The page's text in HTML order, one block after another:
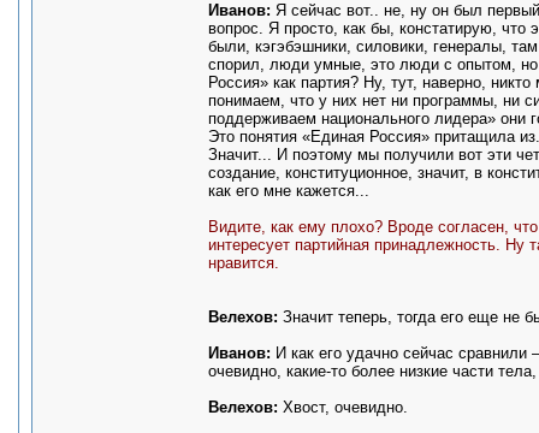
Иванов: Я сейчас вот.. не, ну он был
вопрос. Я просто, как бы, констатирую,
были, кэгэбэшники, силовики, генералы,
спорил, люди умные, это люди с опытом, но
Россия» как партия? Ну, тут, наверно,
понимаем, что у них нет ни программы, ни
поддерживаем национального лидера» они
Это понятия «Единая Россия» притащила
Значит... И поэтому мы получили вот эти
создание, конституционное, значит, в
как его мне кажется...
Видите, как ему плохо? Вроде согласен,
интересует партийная принадлежность.
нравится.
Велехов: Значит теперь, тогда его еще не
Иванов: И как его удачно сейчас сравнили
очевидно, какие-то более низкие части
Велехов: Хвост, очевидно.